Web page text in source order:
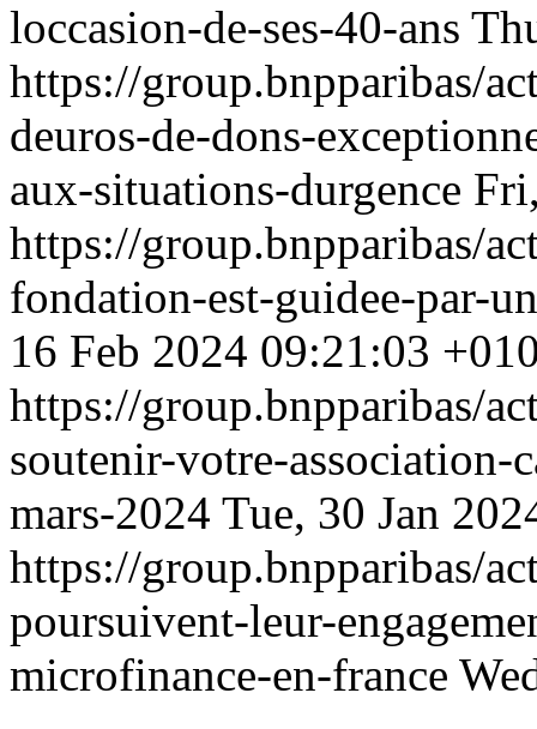
loccasion-de-ses-40-ans
https://group.bnpparibas/
deuros-de-dons-
aux-situations-durgence
https://group.bnpparibas/
fondation-est-guidee-par-
16 Feb 2024 09:21:03
https://group.bnpparibas/
soutenir-votre-association-
mars-2024 Tue, 30 Jan
https://group.bnpparibas/
poursuivent-leur-
microfinance-en-france